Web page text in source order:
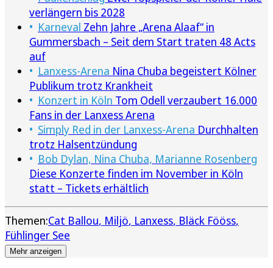
verlängern bis 2028
Karneval Zehn Jahre „Arena Alaaf“ in
Gummersbach – Seit dem Start traten 48 Acts
auf
Lanxess-Arena Nina Chuba begeistert Kölner
Publikum trotz Krankheit
Konzert in Köln Tom Odell verzaubert 16.000
Fans in der Lanxess Arena
Simply Red in der Lanxess-Arena Durchhalten
trotz Halsentzündung
Bob Dylan, Nina Chuba, Marianne Rosenberg
Diese Konzerte finden im November in Köln
statt – Tickets erhältlich
Themen:Cat Ballou Miljö Lanxess Bläck Fööss
Fühlinger See
Mehr anzeigen